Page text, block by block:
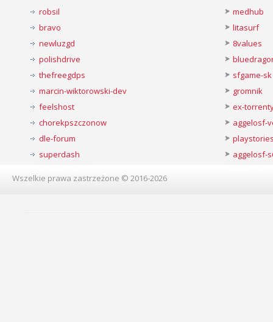
robsil
bravo
newluzgd
polishdrive
thefreegdps
marcin-wiktorowski-dev
feelshost
chorekpszczonow
dle-forum
superdash
medhub
litasurf
8values
sfgame-sk
gromnik
ex-
aggelosf-
aggelosf-
Wszelkie prawa zastrzeżone © 2016-2026